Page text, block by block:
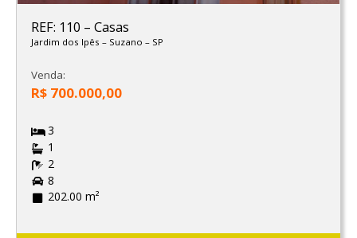
REF: 110 – Casas
Jardim dos Ipês – Suzano – SP
Venda:
R$ 700.000,00
3
1
2
8
202.00 m²